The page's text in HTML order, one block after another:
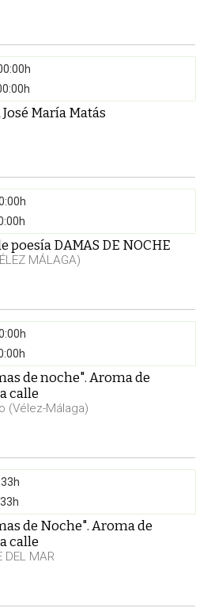
María Matás
poesía DAMAS DE NOCHE
MÁLAGA)
de noche". Aroma de
calle
(Vélez-Málaga)
de Noche". Aroma de
calle
DEL MAR